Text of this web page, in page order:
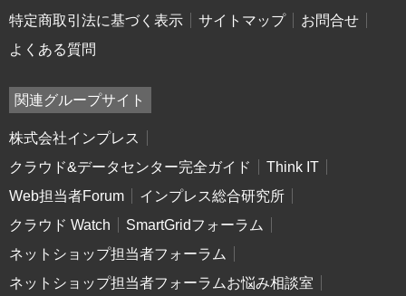
特定商取引法に基づく表示
サイトマップ
お問合せ
よくある質問
関連グループサイト
株式会社インプレス
クラウド&データセンター完全ガイド
Think IT
Web担当者Forum
インプレス総合研究所
クラウド Watch
SmartGridフォーラム
ネットショップ担当者フォーラム
ネットショップ担当者フォーラムお悩み相談室